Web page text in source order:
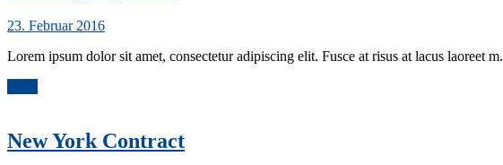
23. Februar 2016
Lorem ipsum dolor sit amet, consectetur adipiscing elit. Fusce at risus at lacus laoreet
New York Contract